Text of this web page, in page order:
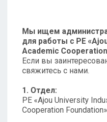
Мы ищем
для работы с PE
Academic
Если вы
свяжитесь с нами.
1. Отдел:
PE «Ajou University
Cooperation Foundation»